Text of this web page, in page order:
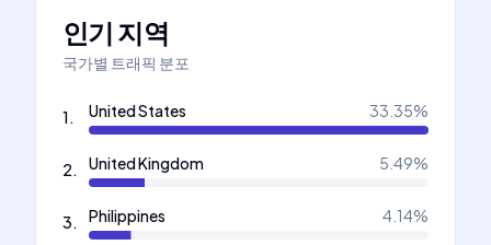
인기 지역
국가별 트래픽 분포
1. United States 33.35%
2. United Kingdom 5.49%
3. Philippines 4.14%